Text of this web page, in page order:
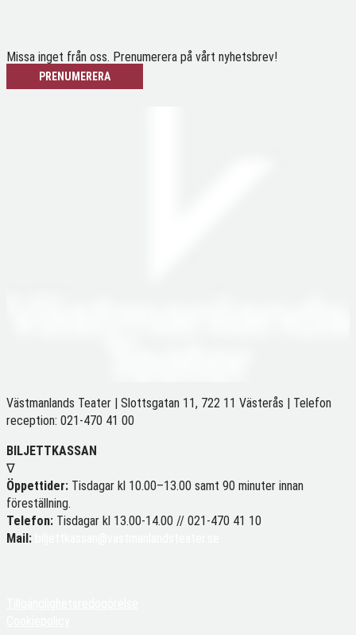
Missa inget från oss. Prenumerera på vårt nyhetsbrev!
PRENUMERERA
Västmanlands Teater | Slottsgatan 11, 722 11 Västerås | Telefon
reception: 021-470 41 00
BILJETTKASSAN
∇
Öppettider: Tisdagar kl 10.00–13.00 samt 90 minuter innan
föreställning.
Telefon: Tisdagar kl 13.00-14.00 // 021-470 41 10
Mail: